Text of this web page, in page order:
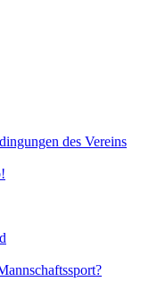
des Vereins